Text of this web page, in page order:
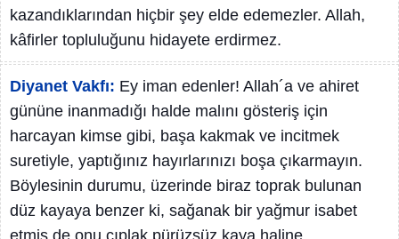
kazandıklarından hiçbir şey elde edemezler. Allah,
kâfirler topluluğunu hidayete erdirmez.
Diyanet Vakfı: Ey iman edenler! Allah´a ve ahiret
gününe inanmadığı halde malını gösteriş için
harcayan kimse gibi, başa kakmak ve incitmek
suretiyle, yaptığınız hayırlarınızı boşa çıkarmayın.
Böylesinin durumu, üzerinde biraz toprak bulunan
düz kayaya benzer ki, sağanak bir yağmur isabet
etmiş de onu çıplak pürüzsüz kaya haline